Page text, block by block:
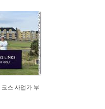
스 사업가 부